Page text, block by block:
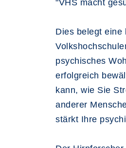
"VHS macht
Dies belegt eine
psychisches
erfolgreich
kann, wie Sie
anderer
stärkt Ihre